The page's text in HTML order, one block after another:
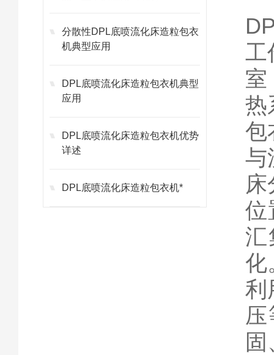
分散性DPL底喷流化床造粒包衣
机典型应用
DPL底喷流化床造粒包衣机典型
应用
DPL底喷流化床造粒包衣机优势
详述
DPL底喷流化床造粒包衣机*
工
室
热
包
与
位
汇
化
利